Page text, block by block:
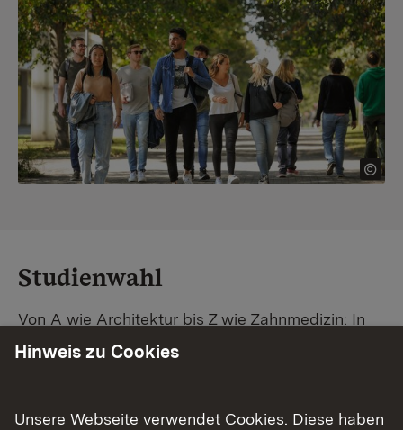
Studienwahl
Von A wie Architektur bis Z wie Zahnmedizin: In
Baden-Württemberg warten unzählige
Studiengangsuche schnell den passenden
Hinweis zu Cookies
Unsere Webseite verwendet Cookies. Diese haben